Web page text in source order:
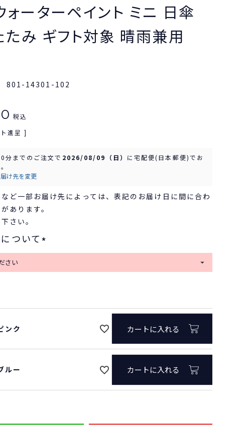
ピンク
ォーターペイント ミニ 日傘
たみ ギフト対象 晴雨兼用
801-14301-102
税込
進呈 ]
分 までのご注文で 2026/08/09（日） に 宅配便(日本郵便)でお
け先を変更
ど一部お届け先によっては、表記のお届け日に間に合わ
あります。
さい。
ついて
(
必
ンク カートに入れる
ルー カートに入れる